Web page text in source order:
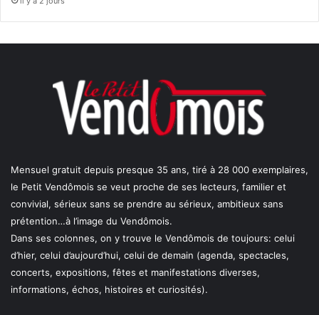
Mensuel gratuit depuis presque 35 ans, tiré à 28 000 exemplaires,
le Petit Vendômois se veut proche de ses lecteurs, familier et
convivial, sérieux sans se prendre au sérieux, ambitieux sans
prétention…à l’image du Vendômois.
Dans ses colonnes, on y trouve le Vendômois de toujours: celui
d’hier, celui d’aujourd’hui, celui de demain (agenda, spectacles,
concerts, expositions, fêtes et manifestations diverses,
informations, échos, histoires et curiosités).